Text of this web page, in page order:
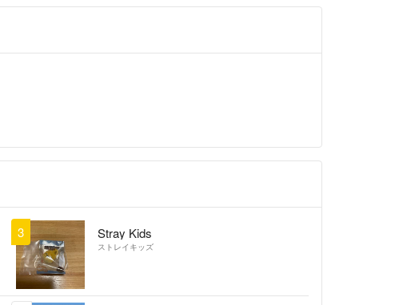
3 Stray Kids
ストレイキッズ